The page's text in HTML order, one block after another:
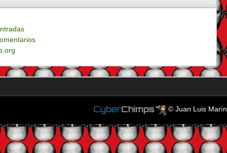
© Juan Luis Marín